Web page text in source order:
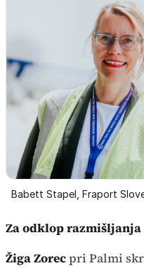
Babett Stapel, Fraport
Za odklop razmišljanja
Žiga Zorecpri Palmi